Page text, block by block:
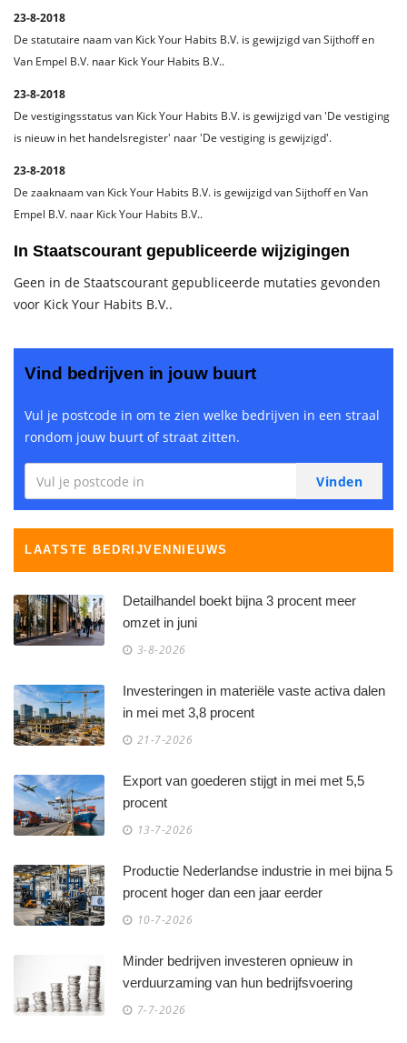
23-8-2018
De statutaire naam van Kick Your Habits B.V. is gewijzigd van Sijthoff en
Van Empel B.V. naar Kick Your Habits B.V..
23-8-2018
De vestigingsstatus van Kick Your Habits B.V. is gewijzigd van 'De vestiging
is nieuw in het handelsregister' naar 'De vestiging is gewijzigd'.
23-8-2018
De zaaknaam van Kick Your Habits B.V. is gewijzigd van Sijthoff en Van
Empel B.V. naar Kick Your Habits B.V..
In Staatscourant gepubliceerde wijzigingen
Geen in de Staatscourant gepubliceerde mutaties gevonden
voor Kick Your Habits B.V..
Vind bedrijven in jouw buurt
Vul je postcode in om te zien welke bedrijven in een straal
rondom jouw buurt of straat zitten.
LAATSTE BEDRIJVENNIEUWS
Detailhandel boekt bijna 3 procent meer
omzet in juni
3-8-2026
Investeringen in materiële vaste activa dalen
in mei met 3,8 procent
21-7-2026
Export van goederen stijgt in mei met 5,5
procent
13-7-2026
Productie Nederlandse industrie in mei bijna 5
procent hoger dan een jaar eerder
10-7-2026
Minder bedrijven investeren opnieuw in
verduurzaming van hun bedrijfsvoering
7-7-2026